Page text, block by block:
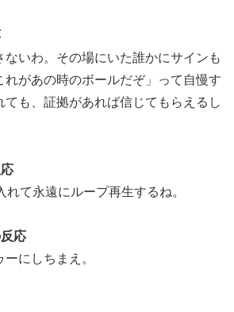
ないわ。その場にいた誰かにサインも
れがあの時のボールだぞ」って自慢す
ても、証拠があれば信じてもらえるし
れて永遠にループ再生するね。
応
にしちまえ。